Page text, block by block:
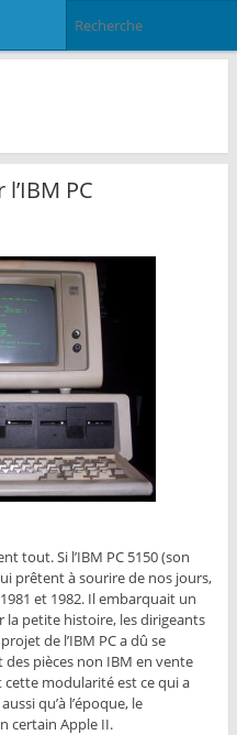
PC
tout. Si l’IBM PC 5150 (son
prêtent à sourire de nos jours,
et 1982. Il embarquait un
la petite histoire, les dirigeants
de l’IBM PC a dû se
pièces non IBM en vente
cette modularité est ce qui a
qu’à l’époque, le
certain Apple II.